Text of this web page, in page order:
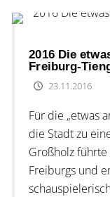
2016 Die
Freiburg-
23.11.2016
Für die „etwas
die Stadt zu
Großholz
Freiburgs und